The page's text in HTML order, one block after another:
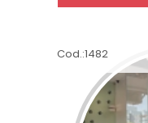
Cod.:1482